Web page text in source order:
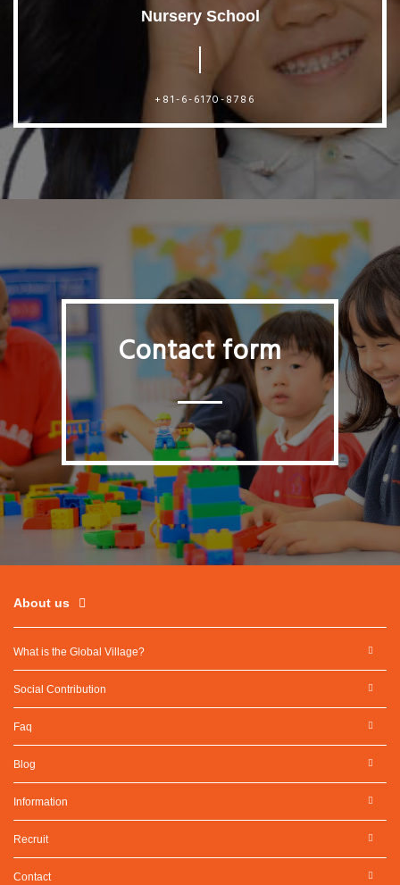
Nursery School
+81-6-6170-8786
Contact form
About us
What is the Global Village?
Social Contribution
Faq
Blog
Information
Recruit
Contact